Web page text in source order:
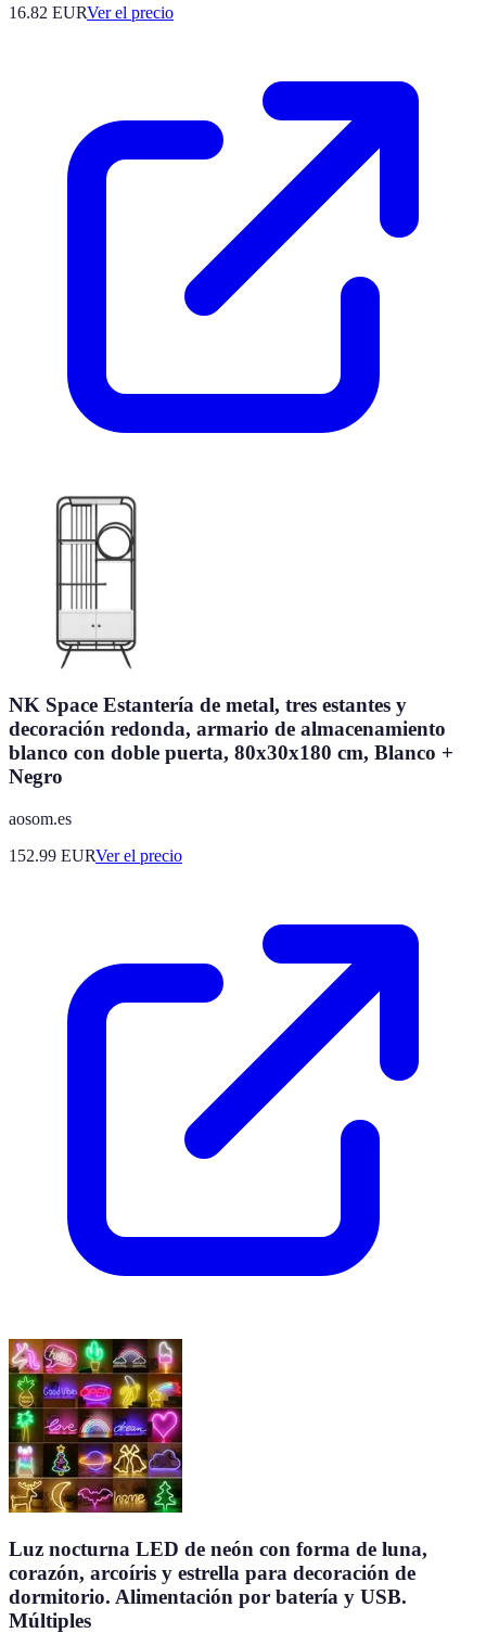
16.82 EURVer el precio
NK Space Estantería de metal, tres estantes y
decoración redonda, armario de almacenamiento
blanco con doble puerta, 80x30x180 cm, Blanco +
Negro
aosom.es
152.99 EURVer el precio
Luz nocturna LED de neón con forma de luna,
corazón, arcoíris y estrella para decoración de
dormitorio. Alimentación por batería y USB.
Múltiples